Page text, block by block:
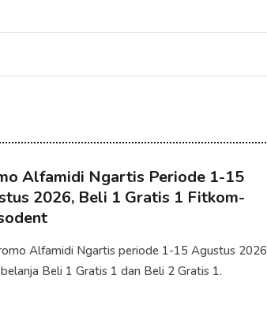
Alfamidi Ngartis Periode 1-15
2026, Beli 1 Gratis 1 Fitkom-
Alfamidi Ngartis periode 1-15 Agustus 2026
Beli 1 Gratis 1 dan Beli 2 Gratis 1.